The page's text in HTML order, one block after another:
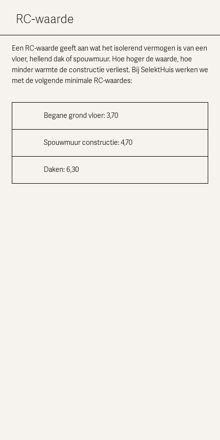
RC-waarde
Een RC-waarde geeft aan wat het isolerend vermogen is van een
vloer, hellend dak of spouwmuur. Hoe hoger de waarde, hoe
minder warmte de constructie verliest. Bij SelektHuis werken we
met de volgende minimale RC-waardes:
Begane grond vloer: 3,70
Spouwmuur constructie: 4,70
Daken: 6,30